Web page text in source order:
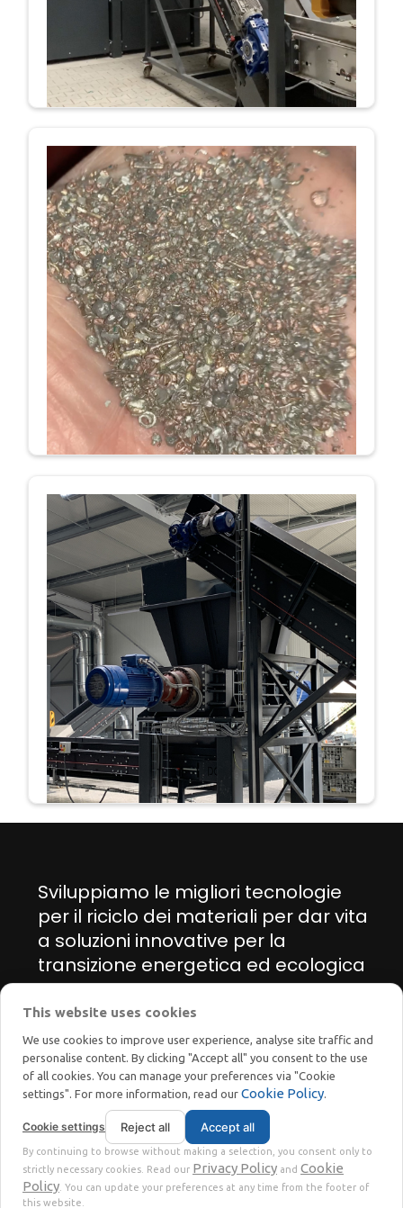
Sviluppiamo le migliori tecnologie
per il riciclo dei materiali per dar vita
a soluzioni innovative per la
transizione energetica ed ecologica
STOKKERMILL | SELTEK SRL© 2023 | P. Iva. IT02360630301 | Privacy |Terms
This website uses cookies
We use cookies to improve user experience, analyse site traffic and
personalise content. By clicking "Accept all" you consent to the use
of all cookies. You can manage your preferences via "Cookie
settings". For more information, read our Cookie Policy.
Cookie settings Reject all Accept all
By continuing to browse without making a selection, you consent only to
strictly necessary cookies. Read our Privacy Policy and Cookie
Policy . You can update your preferences at any time from the footer of
this website.